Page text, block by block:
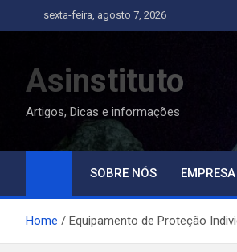
to
sexta-feira, agosto 7, 2026
Asinstituto
Artigos, Dicas e informações
SOBRE NÓS EMPRESA
Home Equipamento de Proteção